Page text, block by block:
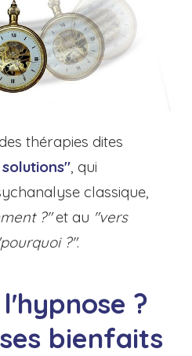
thérapies dites
, qui
classique,
?"et au "vers
?".
?
bienfaits